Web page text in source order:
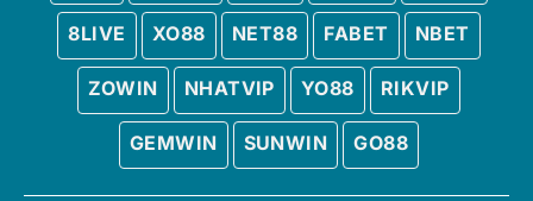
8LIVE XO88 NET88 FABET NBET
ZOWIN NHATVIP YO88 RIKVIP
GEMWIN SUNWIN GO88